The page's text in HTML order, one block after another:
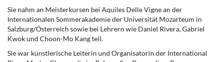
Sie nahm an Meisterkursen bei Aquiles Delle Vigne an der
Internationalen Sommerakademie der Universität Mozarteum in
Salzburg/Österreich sowie bei Lehrern wie Daniel Rivera, Gabriel
Kwok und Choon-Mo Kang teil.
Sie war künstlerische Leiterin und Organisatorin der International